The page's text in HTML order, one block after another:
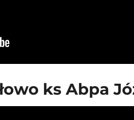
ks Abpa